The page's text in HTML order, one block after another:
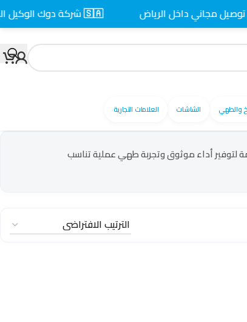
والطهي الشاشات العلامات التجارية
أداء موثوق وتجربة طهي عملية تناسب
مجاني داخل الرياض 🇸🇦 شركة دوك الوكيل المعتمد بالسعودية